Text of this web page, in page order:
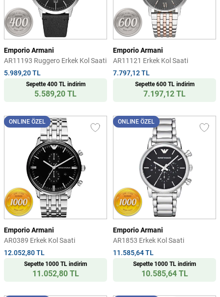
Emporio Armani
AR11193 Ruggero Erkek Kol Saati
5.989,20 TL
Sepette 400 TL indirim
5.589,20 TL
Emporio Armani
AR11121 Erkek Kol Saati
7.797,12 TL
Sepette 600 TL indirim
7.197,12 TL
ONLINE ÖZEL
Emporio Armani
AR0389 Erkek Kol Saati
12.052,80 TL
Sepette 1000 TL indirim
11.052,80 TL
ONLINE ÖZEL
Emporio Armani
AR1853 Erkek Kol Saati
11.585,64 TL
Sepette 1000 TL indirim
10.585,64 TL